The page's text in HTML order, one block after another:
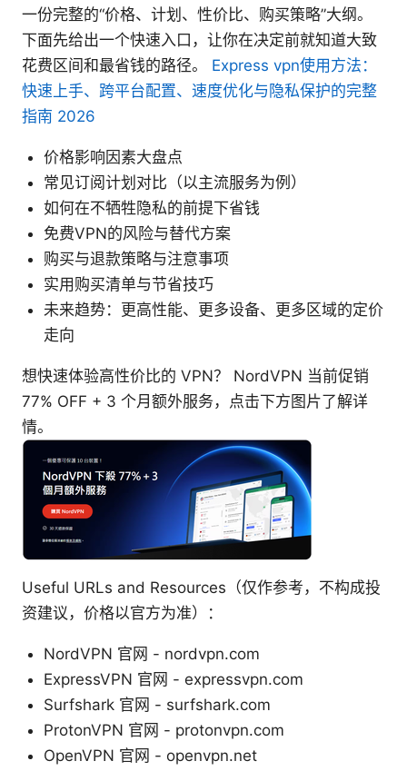
一份完整的“价格、计划、性价比、购买策略”大纲。
下面先给出一个快速入口，让你在决定前就知道大致
花费区间和最省钱的路径。 Express vpn使用方法：
快速上手、跨平台配置、速度优化与隐私保护的完整
指南 2026
价格影响因素大盘点
常见订阅计划对比（以主流服务为例）
如何在不牺牲隐私的前提下省钱
免费VPN的风险与替代方案
购买与退款策略与注意事项
实用购买清单与节省技巧
未来趋势：更高性能、更多设备、更多区域的定价
走向
想快速体验高性价比的 VPN？ NordVPN 当前促销
77% OFF + 3 个月额外服务，点击下方图片了解详
情。
Useful URLs and Resources（仅作参考，不构成投
资建议，价格以官方为准）：
NordVPN 官网 - nordvpn.com
ExpressVPN 官网 - expressvpn.com
Surfshark 官网 - surfshark.com
ProtonVPN 官网 - protonvpn.com
OpenVPN 官网 - openvpn.net